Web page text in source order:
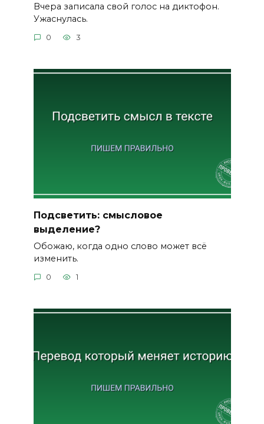
Вчера записала свой голос на диктофон.
Ужаснулась.
0 3
Подсветить: смысловое
выделение?
Обожаю, когда одно слово может всё
изменить.
0 1